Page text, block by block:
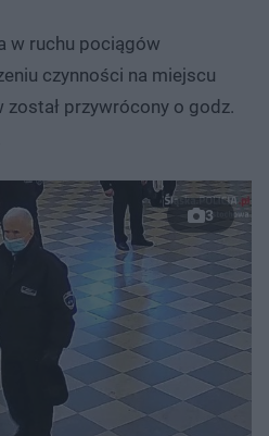
w ruchu pociągów
czynności na miejscu
przywrócony o godz.
3